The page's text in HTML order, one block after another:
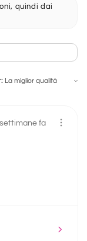
quindi dai
fa